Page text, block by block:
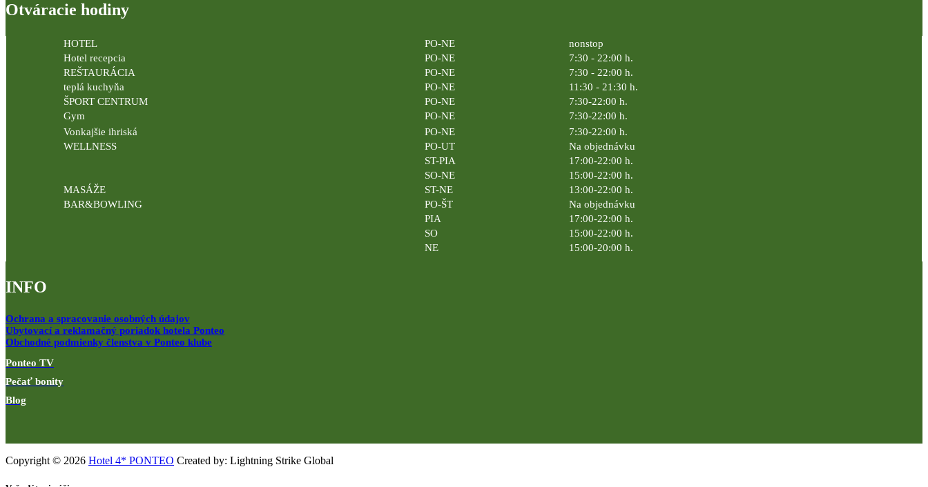
Otváracie hodiny
HOTEL PO-NE
nonstop
Hotel recepcia
PO-NE
7:30 - 22:00 h.
REŠTAURÁCIA
PO-NE
7:30 - 22:00 h.
teplá kuchyňa
PO-NE
11:30 - 21:30 h.
ŠPORT CENTRUM
PO-NE
7:30-22:00 h.
Gym
PO-NE
7:30-22:00 h.
Vonkajšie ihriská
PO-NE
7:30-22:00 h.
WELLNESS
PO-UT
Na objednávku
ST-PIA
17:00-22:00 h.
SO-NE
15:00-22:00 h.
MASÁŽE
ST-NE
13:00-22:00 h.
BAR&BOWLING
PO-ŠT
Na objednávku
PIA
17:00-22:00 h.
SO
15:00-22:00 h.
NE
15:00-20:00 h.
INFO
Ochrana a spracovanie osobných údajov
Ubytovací a reklamačný poriadok hotela Ponteo
Obchodné podmienky členstva v Ponteo klube
Ponteo TV
Pečať bonity
Blog
Copyright © 2026 Hotel 4* PONTEO Created by: Lightning Strike Global